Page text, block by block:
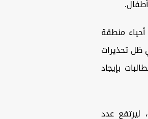
منطقة
ظل تحذيرات
بإيجاد
عدد